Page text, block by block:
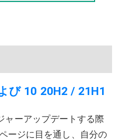
び 10 20H2 / 21H1
ャーアップデートする際
ージに目を通し、自分の